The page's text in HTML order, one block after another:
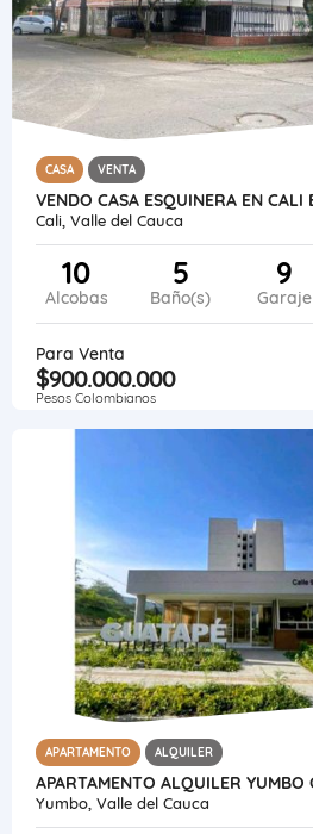
CASA VENTA
Cali, Valle del Cauca
10
Alcobas
5
Baño(s)
9
Garaje
Para Venta
$900.000.000
Pesos Colombianos
APARTAMENTO ALQUILER
Yumbo, Valle del Cauca